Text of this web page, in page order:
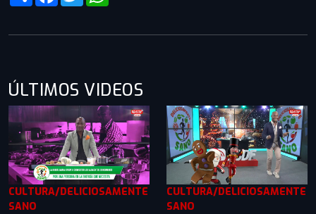
ÚLTIMOS VIDEOS
CULTURA/DELICIOSAMENTE
SANO
CULTURA/DELICIOSAMENTE
SANO